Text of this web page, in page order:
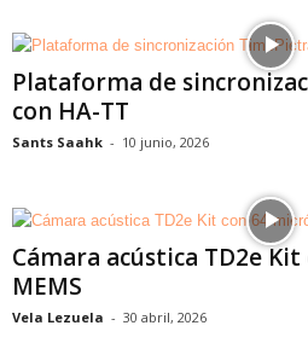
Plataforma de
con HA-TT
Sants Saahk - 10 junio, 2026
Cámara acústica TD2e
MEMS
Vela Lezuela - 30 abril, 2026